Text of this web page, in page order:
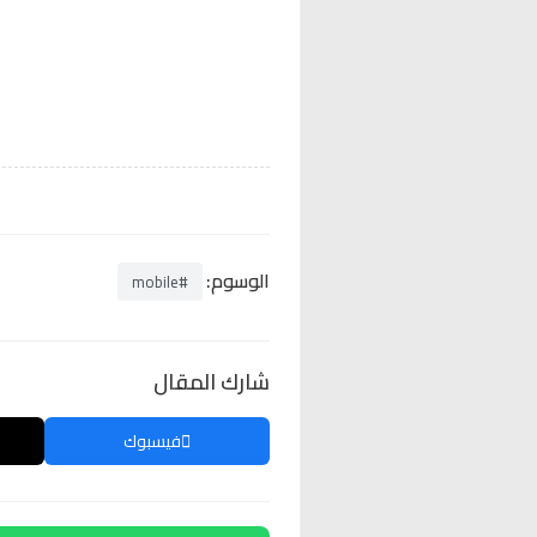
الوسوم: #mobile
شارك المقال
فيسبوك